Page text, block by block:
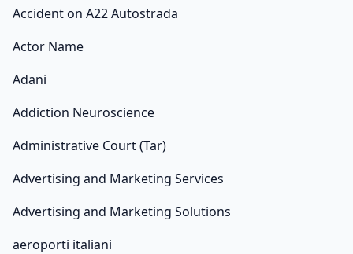
Accident on A22 Autostrada
Actor Name
Adani
Addiction Neuroscience
Administrative Court (Tar)
Advertising and Marketing Services
Advertising and Marketing Solutions
aeroporti italiani